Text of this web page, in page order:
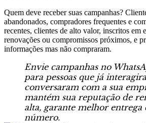
Quem deve receber suas campanhas?
abandonados, compradores frequentes e
recentes, clientes de alto valor, inscritos em
renovações ou compromissos próximos, e
informações mas não compraram.
Envie campanhas no
para pessoas que já
conversaram com a sua
mantém sua reputação de
alta, garante melhor entrega
número.